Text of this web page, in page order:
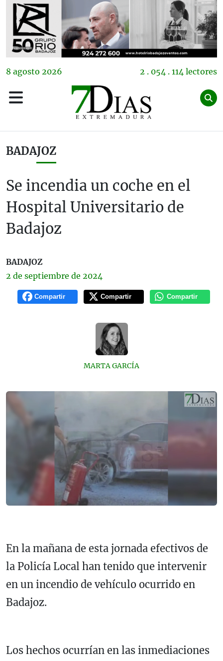
8 agosto 2026 2 . 054 . 114 lectores
BADAJOZ
Se incendia un coche en el
Hospital Universitario de
Badajoz
BADAJOZ
2 de septiembre de 2024
Compartir Compartir Compartir
MARTA GARCÍA
En la mañana de esta jornada efectivos de
la Policía Local han tenido que intervenir
en un incendio de vehículo ocurrido en
Badajoz.
Los hechos ocurrían en las inmediaciones